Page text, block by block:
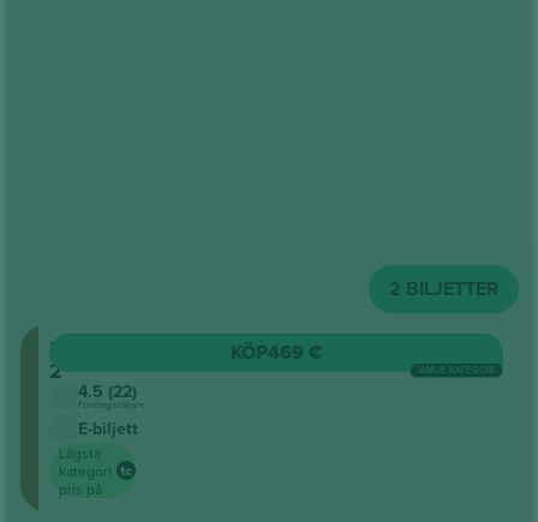
2 BILJETTER
Planta
2
4.5 (22)
Företagssäljare
E-biljett
Lägsta
kategori
pris på
KÖP469 €
VARJE KATEGORI